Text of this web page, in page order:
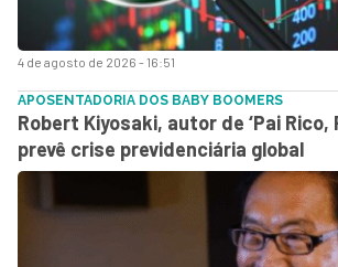
4 de agosto de 2026 - 16:51
APOSENTADORIA DOS BABY BOOMERS
Robert Kiyosaki, autor de ‘Pai Rico,
prevê crise previdenciária global